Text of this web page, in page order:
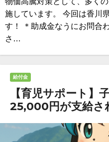
施しています。 今回は香川
す！ ＊助成金なうにお問合
さ…
給付金
【育児サポート】
25,000円が支給さ